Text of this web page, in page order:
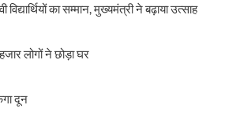
विद्यार्थियों का सम्मान, मुख्यमंत्री ने बढ़ाया उत्साह
लोगों ने छोड़ा घर
दून